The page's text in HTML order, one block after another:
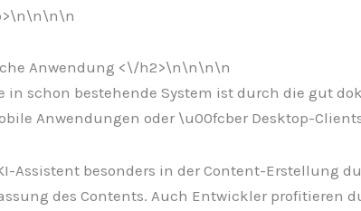
\n\n\n
Anwendung <\/h2>\n\n\n\n
in schon bestehende System ist durch die gut
Anwendungen oder \u00fcber Desktop-
Assistent besonders in der Content-
des Contents. Auch Entwickler profitieren